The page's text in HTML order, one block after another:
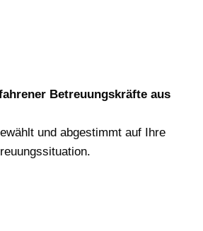
Betreuungskräfte aus
und abgestimmt auf Ihre